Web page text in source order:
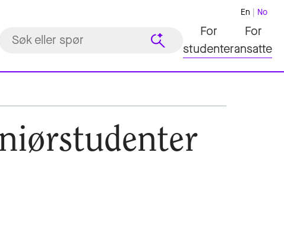
En No
For
studenter
For
ansatte